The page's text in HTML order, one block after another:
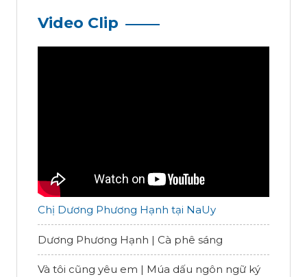
Video Clip
Chị Dương Phương Hạnh tại NaUy
Dương Phương Hạnh | Cà phê sáng
Và tôi cũng yêu em | Múa dấu ngôn ngữ ký